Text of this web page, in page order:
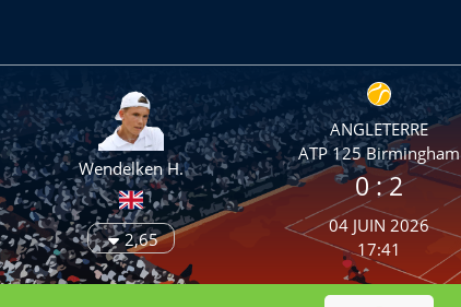
Wendelken H.
2,65
ANGLETERRE
ATP 125 Birmingham
0 :2
04 JUIN 2026
17:41